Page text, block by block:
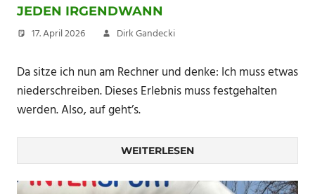
JEDEN IRGENDWANN
17. April 2026 Dirk Gandecki
Da sitze ich nun am Rechner und denke: Ich muss etwas
niederschreiben. Dieses Erlebnis muss festgehalten
werden. Also, auf geht’s.
WEITERLESEN